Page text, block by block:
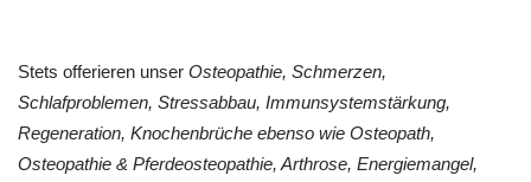
Stets offerieren unser Osteopathie, Schmerzen,
Schlafproblemen, Stressabbau, Immunsystemstärkung,
Regeneration, Knochenbrüche ebenso wie Osteopath,
Osteopathie & Pferdeosteopathie, Arthrose, Energiemangel,